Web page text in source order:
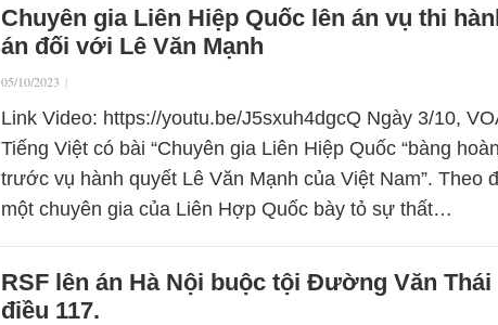
Chuyên gia Liên Hiệp Quốc lên án vụ thi
án đối với Lê Văn Mạnh
05/10/2023 |
Link Video: https://youtu.be/J5sxuh4dgcQ Ngày 3/10,
Tiếng Việt có bài “Chuyên gia Liên Hiệp Quốc “bàng
trước vụ hành quyết Lê Văn Mạnh của Việt Nam”. Theo
một chuyên gia của Liên Hợp Quốc bày tỏ sự thất…
RSF lên án Hà Nội buộc tội Đường Văn Thái
điều 117.